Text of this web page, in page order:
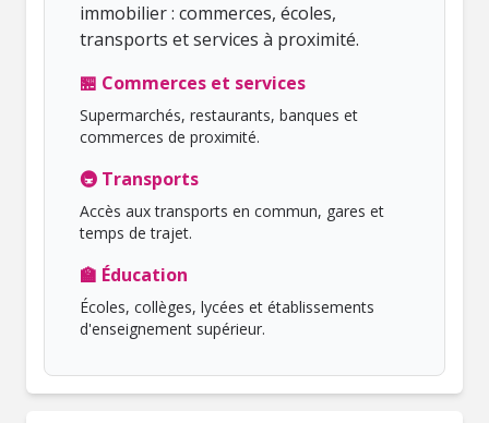
immobilier : commerces, écoles,
transports et services à proximité.
🏪 Commerces et services
Supermarchés, restaurants, banques et
commerces de proximité.
🚇 Transports
Accès aux transports en commun, gares et
temps de trajet.
🏫 Éducation
Écoles, collèges, lycées et établissements
d'enseignement supérieur.